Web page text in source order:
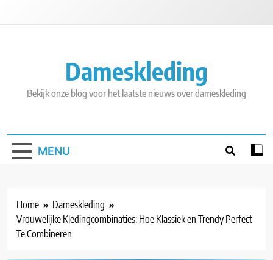
Dameskleding
Bekijk onze blog voor het laatste nieuws over dameskleding
MENU
Home
Dameskleding
Vrouwelijke Kledingcombinaties: Hoe Klassiek en Trendy Perfect
Te Combineren